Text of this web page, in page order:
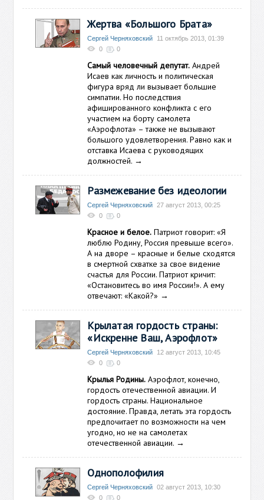
Жертва «Большого Брата»
Сергей Черняховский
11 октябрь 2013, 01:39
0
0
Самый человечный депутат. Андрей
Исаев как личность и политическая
фигура вряд ли вызывает большие
симпатии. Но последствия
афишированного конфликта с его
участием на борту самолета
«Аэрофлота» – также не вызывают
большого удовлетворения. Равно как и
отставка Исаева с руководящих
должностей. →
Размежевание без идеологии
Сергей Черняховский
27 август 2013, 00:25
0
0
Красное и белое. Патриот говорит: «Я
люблю Родину, Россия превыше всего».
А на дворе – красные и белые сходятся
в смертной схватке за свое видение
счастья для России. Патриот кричит:
«Остановитесь во имя России!». А ему
отвечают: «Какой?» →
Крылатая гордость страны:
«Искренне Ваш, Аэрофлот»
Сергей Черняховский
12 август 2013, 10:45
0
0
Крылья Родины. Аэрофлот, конечно,
гордость отечественной авиации. И
гордость страны. Национальное
достояние. Правда, летать эта гордость
предпочитает по возможности на чем
угодно, но не на самолетах
отечественной авиации. →
Однополофилия
Сергей Черняховский
02 август 2013, 10:30
0
0